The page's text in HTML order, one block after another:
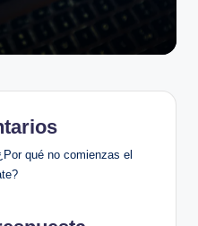
qué no comienzas el